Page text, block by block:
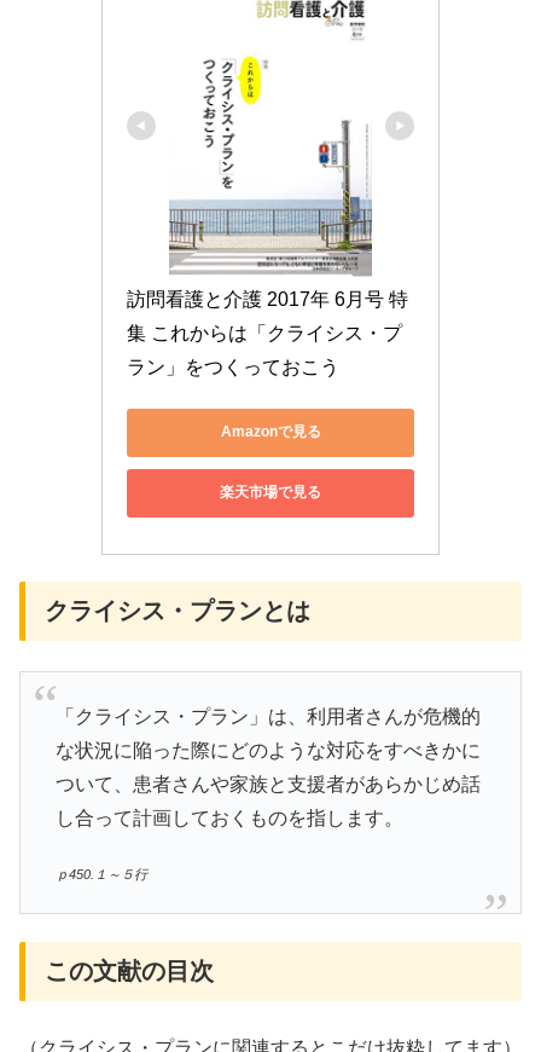
訪問看護と介護 2017年 6月号 特
集 これからは「クライシス・プ
ラン」をつくっておこう
Amazonで見る
楽天市場で見る
クライシス・プランとは
「クライシス・プラン」は、利用者さんが危機的
な状況に陥った際にどのような対応をすべきかに
ついて、患者さんや家族と支援者があらかじめ話
し合って計画しておくものを指します。
ｐ450.１～５行
この文献の目次
（クライシス・プランに関連するとこだけ抜粋してます）